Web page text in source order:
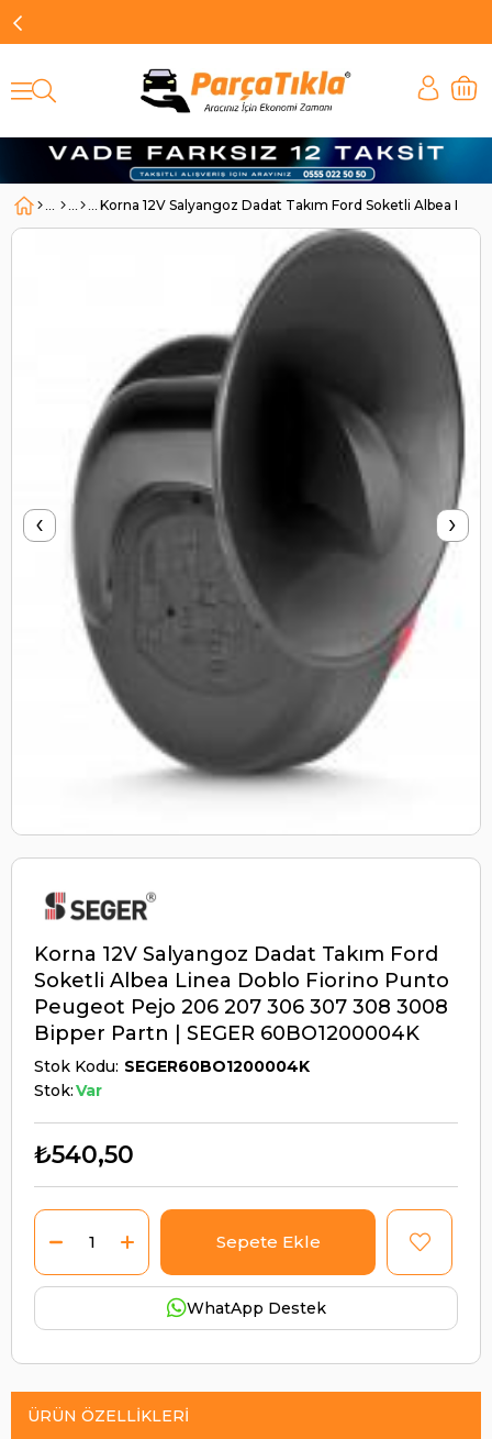
Korna 12V Salyangoz Dadat Takım Ford Soketli Albea
‹ ›
Korna 12V Salyangoz Dadat Takım Ford
Soketli Albea Linea Doblo Fiorino Punto
Peugeot Pejo 206 207 306 307 308 3008
Bipper Partn | SEGER 60BO1200004K
Stok Kodu SEGER60BO1200004K
Stok:Var
₺540,50
WhatApp Destek
ÜRÜN ÖZELLIKLERI